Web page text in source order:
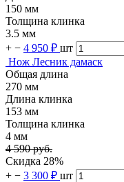
150 мм
Толщина клинка
3.5 мм
+ − 4 950 ₽ шт
Нож Лесник дамаск
Общая длина
270 мм
Длина клинка
153 мм
Толщина клинка
4 мм
4 590 руб.
Скидка 28%
+ − 3 300 ₽ шт